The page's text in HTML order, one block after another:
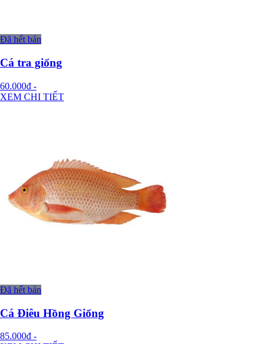
Đã hết bán
Cá tra giống
60.000đ -
XEM CHI TIẾT
Đã hết bán
Cá Điêu Hồng Giống
85.000đ -